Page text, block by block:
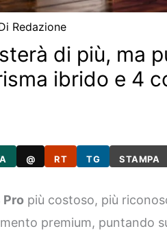
Redazione
di più, ma
ibrido e 4
@ RT TG STAMPA
Pro più costoso, più
premium, puntando